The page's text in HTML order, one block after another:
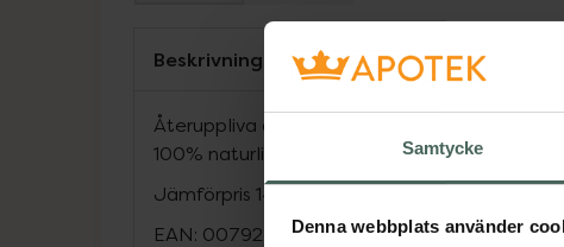
Samtycke
Denna webbplats använder
Beskrivning
Återuppliva dina torra läppar och väck dina
100% naturliga läppbalsam med Vaniljböna.
Jämförpris 14352,94 kr
EAN: 00792850892224